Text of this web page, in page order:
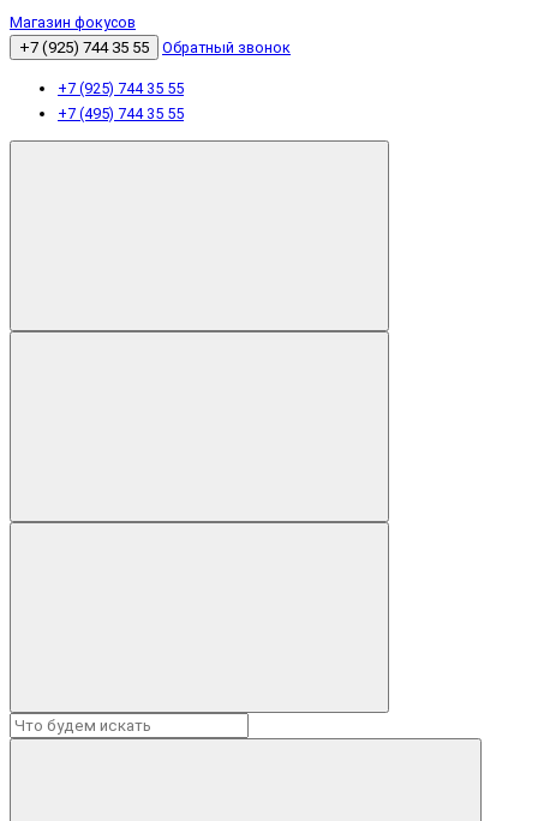
Магазин фокусов
+7 (925) 744 35 55
Обратный звонок
+7 (925) 744 35 55
+7 (495) 744 35 55